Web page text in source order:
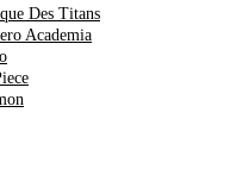
Des Titans
Academia